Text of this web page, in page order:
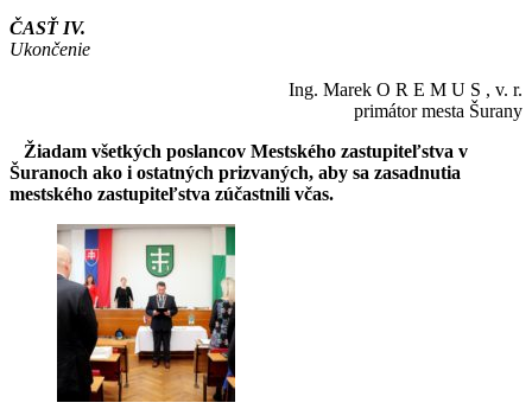
ČASŤ IV.
Ukončenie
Ing. Marek O R E M U S , v. r.
primátor mesta Šurany
Žiadam všetkých poslancov Mestského zastupiteľstva v
Šuranoch ako i ostatných prizvaných, aby sa zasadnutia
mestského zastupiteľstva zúčastnili včas.